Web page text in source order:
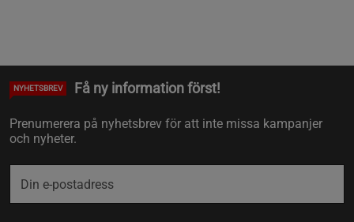
NYHETSBREV Få ny information först!
Prenumerera på nyhetsbrev för att inte missa kampanjer
och nyheter.